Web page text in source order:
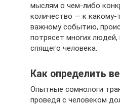
мыслям о чем-либо
количество — к
важному событию,
потрясет многих
спящего человека.
Как определить
Опытные сомнологи
проведя с человеком